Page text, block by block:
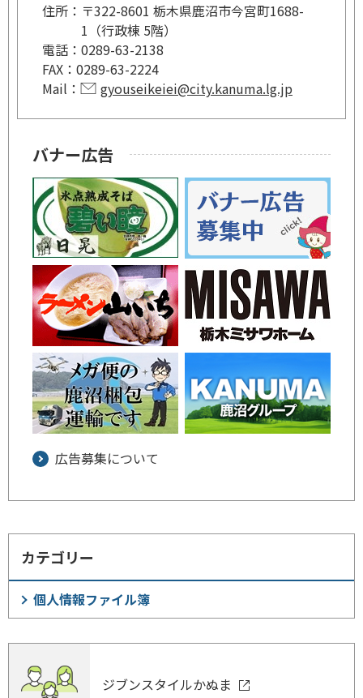
住所： 〒322-8601 栃木県鹿沼市今宮町1688-
1（行政棟 5階）
電話： 0289-63-2138
FAX： 0289-63-2224
Mail：
gyouseikeiei@city.kanuma.lg.jp
バナー広告
広告募集について
カテゴリー
個人情報ファイル簿
ジブンスタイルかぬま